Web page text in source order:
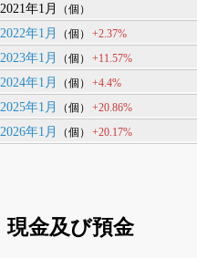
2021年1月
（個）
2022年1月
（個） +2.37%
2023年1月
（個） +11.57%
2024年1月
（個） +4.4%
2025年1月
（個） +20.86%
2026年1月
（個） +20.17%
現金及び預金